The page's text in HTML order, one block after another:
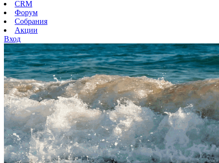
CRM
Форум
Собрания
Акции
Вход